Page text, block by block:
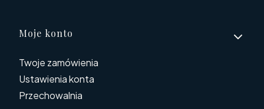
Linki w stopce
Moje konto
Twoje zamówienia
Ustawienia konta
Przechowalnia